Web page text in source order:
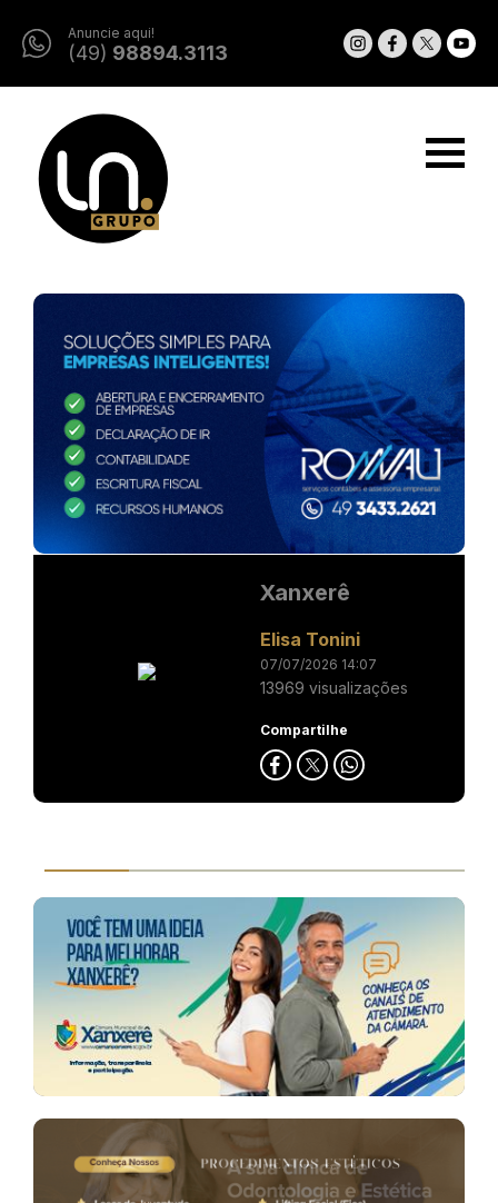
Anuncie aqui!
(49) 98894.3113
Xanxerê
Elisa Tonini
07/07/2026 14:07
13969 visualizações
Compartilhe